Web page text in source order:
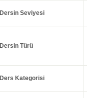
Dersin Seviyesi
Dersin Türü
Ders Kategorisi